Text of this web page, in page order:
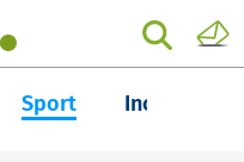
Sport Inchieste